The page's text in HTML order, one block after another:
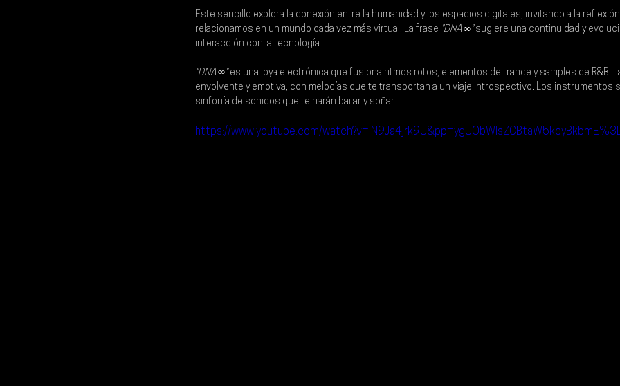
Este sencillo explora la conexión entre la humanidad y los espacios digitales, invitando a la
relacionamos en un mundo cada vez más virtual. La frase "DNA ∞" sugiere una continuidad y
interacción con la tecnología.
"DNA ∞" es una joya electrónica que fusiona ritmos rotos, elementos de trance y samples de R&B.
envolvente y emotiva, con melodías que te transportan a un viaje introspectivo. Los instrumentos
sinfonía de sonidos que te harán bailar y soñar.
https://www.youtube.com/